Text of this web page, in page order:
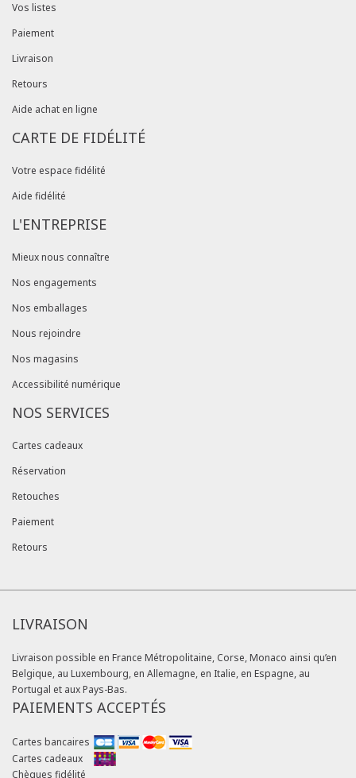
Vos listes
Paiement
Livraison
Retours
Aide achat en ligne
CARTE DE FIDÉLITÉ
Votre espace fidélité
Aide fidélité
L'ENTREPRISE
Mieux nous connaître
Nos engagements
Nos emballages
Nous rejoindre
Nos magasins
Accessibilité numérique
NOS SERVICES
Cartes cadeaux
Réservation
Retouches
Paiement
Retours
LIVRAISON
Livraison possible en France Métropolitaine, Corse, Monaco ainsi qu’en
Belgique, au Luxembourg, en Allemagne, en Italie, en Espagne, au
Portugal et aux Pays-Bas.
PAIEMENTS ACCEPTÉS
Cartes bancaires
Cartes cadeaux
Chèques fidélité